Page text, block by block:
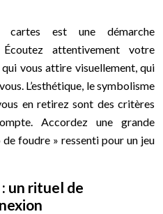
cartes est une démarche
Écoutez attentivement votre
vous attire visuellement, qui
L’esthétique, le symbolisme
en retirez sont des critères
Accordez une grande
foudre » ressenti pour un jeu
un rituel de